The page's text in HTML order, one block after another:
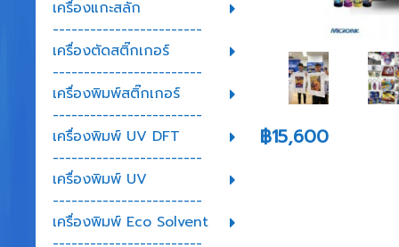
เครื่องแกะสลัก
------------------------
เครื่องตัดสติ๊กเกอร์
------------------------
เครื่องพิมพ์สติ๊กเกอร์
------------------------
เครื่องพิมพ์ UV DFT
------------------------
เครื่องพิมพ์ UV
------------------------
เครื่องพิมพ์ Eco Solvent
฿15,600